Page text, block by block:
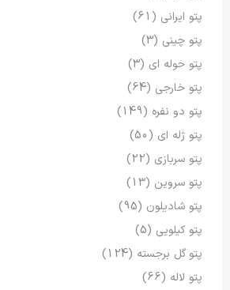
پتو ایرانی (61)
پتو چینی (3)
پتو حوله ای (3)
پتو خارجی (64)
پتو دو نفره (149)
پتو ژله ای (50)
پتو سربازی (22)
پتو سروین (13)
پتو شادیلون (95)
پتو کیلویی (5)
پتو گل برجسته (124)
پتو لاله (66)